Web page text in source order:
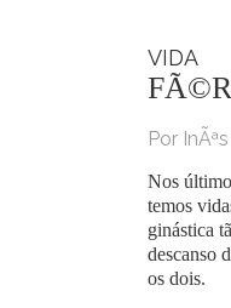
VIDA
Por InÃªs
Nos
temos
ginástica
descanso
os dois.